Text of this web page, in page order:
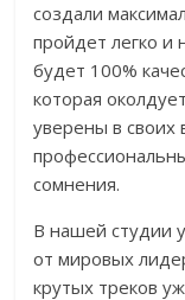
создали
пройдет легко и
будет 100%
которая
уверены в
сомнения.
В нашей студии
от мировых
крутых треков